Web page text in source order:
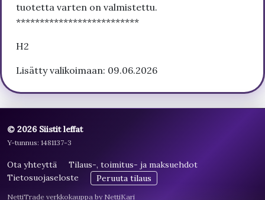
tuotetta varten on valmistettu.
**************************
H2
Lisätty valikoimaan: 09.06.2026
© 2026 Siistit leffat
Y-tunnus: 1481137-3
Ota yhteyttä
Tilaus-, toimitus- ja maksuehdot
Tietosuojaseloste
Peruuta tilaus
NettiTrade verkkokauppa by NettiKari